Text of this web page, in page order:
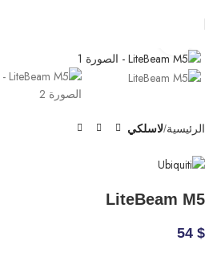
الرئيسية لاسلكي
LiteBeam M5
54 $